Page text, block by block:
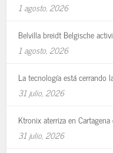
1 agosto, 2026
Belvilla breidt Belgische
1 agosto, 2026
La tecnología está cerrando
31 julio, 2026
Ktronix aterriza en
31 julio, 2026